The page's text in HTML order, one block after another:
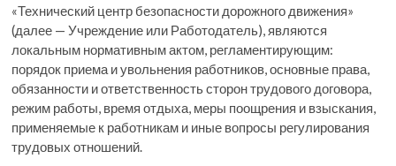
«Технический центр безопасности дорожного движения»
(далее — Учреждение или Работодатель), являются
локальным нормативным актом, регламентирующим:
порядок приема и увольнения работников, основные права,
обязанности и ответственность сторон трудового договора,
режим работы, время отдыха, меры поощрения и взыскания,
применяемые к работникам и иные вопросы регулирования
трудовых отношений.